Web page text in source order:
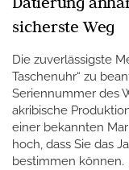
sicherste Weg
Die zuverlässigste
Taschenuhr“ zu
Seriennummer des
akribische
einer bekannten
hoch, dass Sie das
bestimmen können.